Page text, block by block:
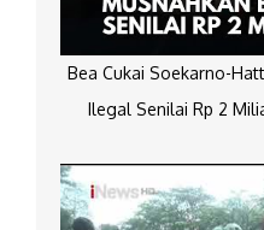
Bea Cukai Soekarno-
Ilegal Senilai Rp 2